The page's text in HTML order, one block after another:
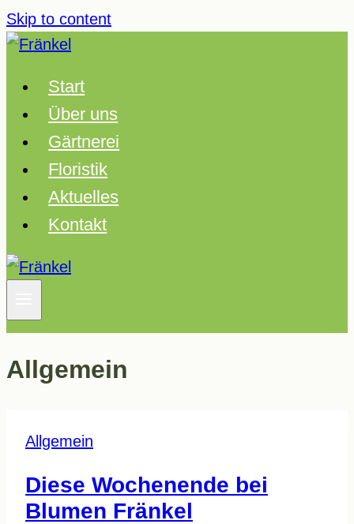
Skip to content
Start
Über uns
Gärtnerei
Floristik
Aktuelles
Kontakt
Allgemein
Allgemein
Diese Wochenende bei
Blumen Fränkel